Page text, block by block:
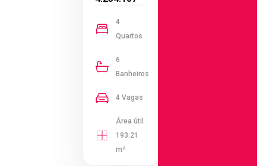
4
Quartos
6
Banheiros
4 Vagas
Área útil
193.21
m²